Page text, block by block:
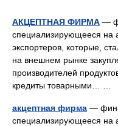
АКЦЕПТНАЯ ФИРМА —
специализирующееся на
экспортеров, которые,
на внешнем рынке
производителей
кредиты товарными… …
акцептная фирма —
специализирующееся на